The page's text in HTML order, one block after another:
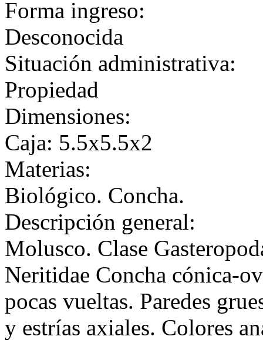
Forma ingreso:
Desconocida
Situación administrativa:
Propiedad
Dimensiones:
Caja: 5.5x5.5x2
Materias:
Biológico. Concha.
Descripción general:
Molusco. Clase
Neritidae Concha cónica-
pocas vueltas. Paredes
y estrías axiales. Colores